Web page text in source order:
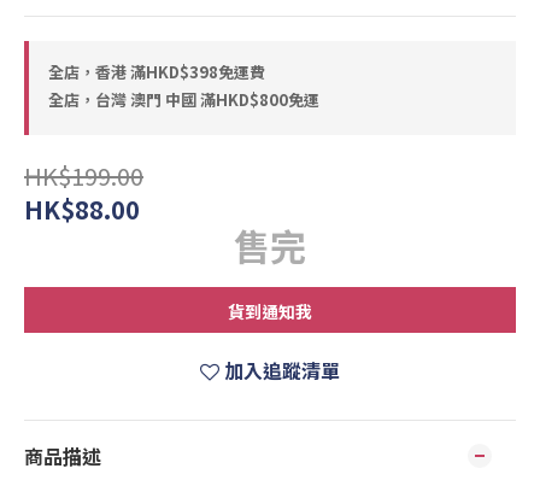
全店，香港 滿HKD$398免運費
全店，台灣 澳門 中國 滿HKD$800免運
HK$199.00
HK$88.00
售完
貨到通知我
加入追蹤清單
商品描述